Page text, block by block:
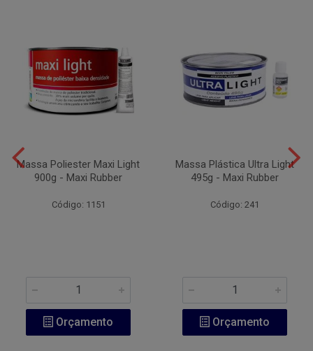
Massa Poliester Maxi Light
900g - Maxi Rubber
Código: 1151
Orçamento
Massa Plástica Ultra Light
495g - Maxi Rubber
Código: 241
Orçamento